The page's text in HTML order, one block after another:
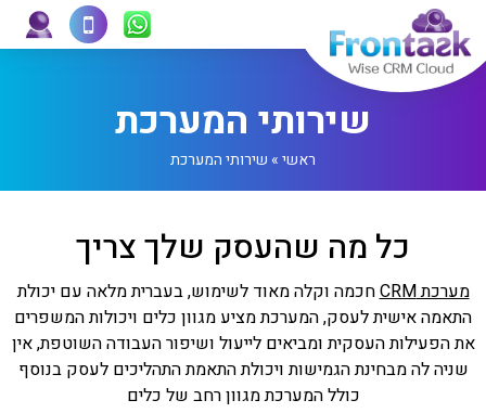
שירותי המערכת
ראשי» שירותי המערכת
כל מה שהעסק שלך צריך
מערכת CRM
חכמה וקלה מאוד לשימוש, בעברית מלאה עם יכולת
התאמה אישית לעסק, המערכת מציע מגוון כלים ויכולות המשפרים
את הפעילות העסקית ומביאים לייעול ושיפור העבודה השוטפת, אין
שניה לה מבחינת הגמישות ויכולת התאמת התהליכים לעסק בנוסף
כולל המערכת מגוון רחב של כלים